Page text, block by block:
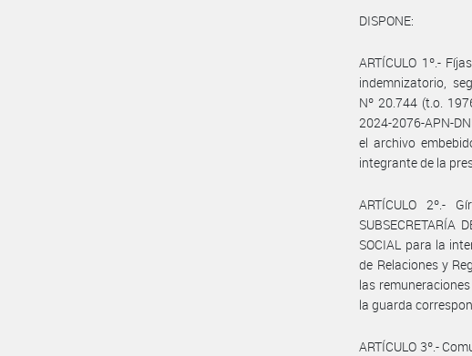
DISPONE:
ARTÍCULO 1º.-
indemnizatorio,
Nº 20.744 (t.o.
2024-2076-APN-
el archivo
integrante de la
ARTÍCULO 2º.-
SUBSECRETARÍA
SOCIAL para la
de Relaciones y
las
la guarda
ARTÍCULO 3º.-